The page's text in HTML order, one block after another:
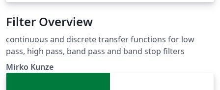
Filter Overview
continuous and discrete transfer functions for low
pass, high pass, band pass and band stop filters
Mirko Kunze